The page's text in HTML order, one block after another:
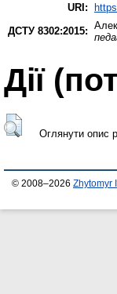
URI:
ДСТУ 8302:2015:
Дії
Оглянути опис
© 2008–2026 Zhytomyr